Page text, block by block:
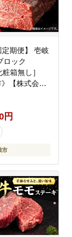
定期便】 壱岐
ロック
箱無し］
》【株式会社
300000
30万円
円
市